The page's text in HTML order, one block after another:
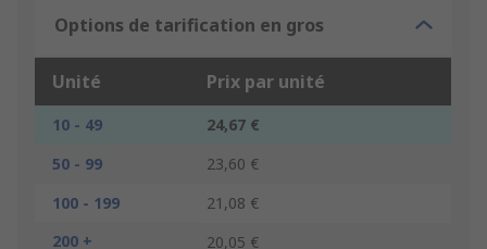
Options de tarification en gros
Unité Prix par unité
10 - 49
24,67 €
50 - 99
23,60 €
100 - 199
21,08 €
200 +
20,05 €